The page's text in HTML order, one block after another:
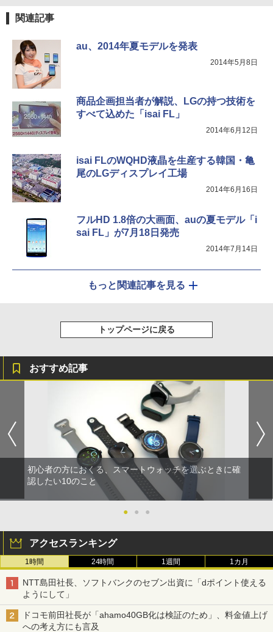
関連記事
au、2014年夏モデルを発表
2014年5月8日
商品企画担当者が解説、LGの持つ技術を
すべて込めた「isai FL」
2014年6月12日
isai FLのWQHD液晶を生産する韓国・亀
尾のLGディスプレイ工場
2014年6月16日
フルHD 1.8倍の大画面、auの夏モデル「i
sai FL」が7月18日発売
2014年7月14日
もっと関連記事を見る
トップページに戻る
おすすめ記事
初心者の方におくる、スマートウォッチを選ぶときに確
認したい10のこと
● ● ●
アクセスランキング
1時間 24時間 1週間 1カ月
NTT島田社長、ソフトバンクのセブン出資に「dポイント使える
ようにして」
ドコモ前田社長が「ahamo40GB化は検証のため」、料金値上げ
への考え方にも言及